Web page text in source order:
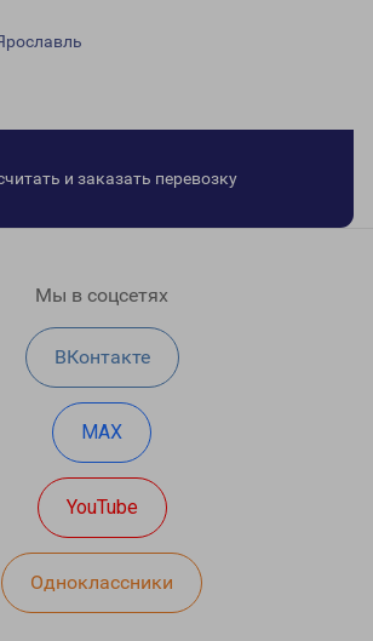
и заказать перевозку
Мы в соцсетях
ВКонтакте
MAX
YouTube
Одноклассники